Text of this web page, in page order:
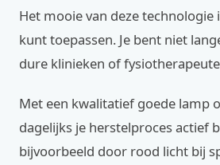
Het mooie van deze technologie
kunt toepassen. Je bent niet
dure klinieken of
Met een kwalitatief goede lamp
dagelijks je herstelproces actief
bijvoorbeeld door rood licht bij